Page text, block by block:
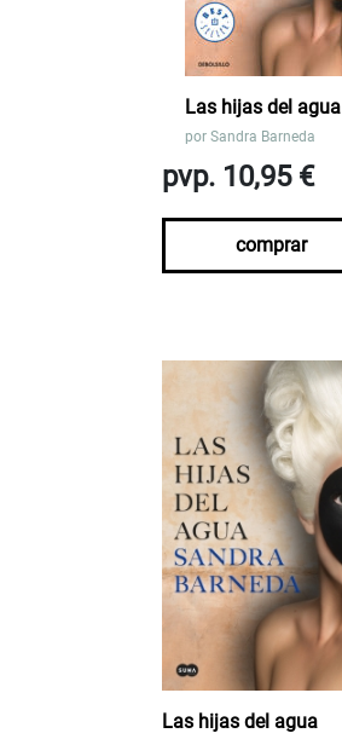
Las hijas del agua
por Sandra Barneda
pvp. 10,95 €
comprar
Las hijas del agua